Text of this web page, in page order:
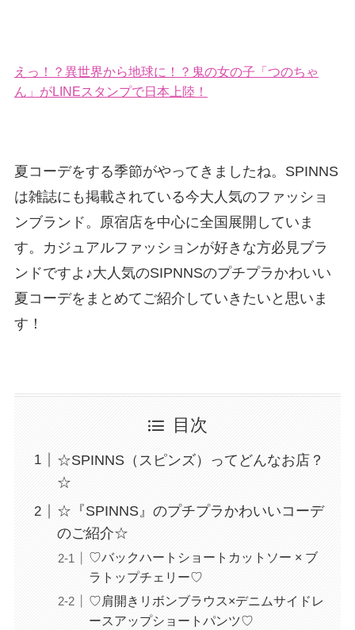
えっ！？異世界から地球に！？鬼の女の子「つのちゃ
ん」がLINEスタンプで日本上陸！
夏コーデをする季節がやってきましたね。SPINNS
は雑誌にも掲載されている今大人気のファッショ
ンブランド。原宿店を中心に全国展開していま
す。カジュアルファッションが好きな方必見ブラ
ンドですよ♪大人気のSIPNNSのプチプラかわいい
夏コーデをまとめてご紹介していきたいと思いま
す！
目次
☆SPINNS（スピンズ）ってどんなお店？
☆
☆『SPINNS』のプチプラかわいいコーデ
のご紹介☆
♡バックハートショートカットソー × ブ
ラトップチェリー♡
♡肩開きリボンブラウス×デニムサイドレ
ースアップショートパンツ♡